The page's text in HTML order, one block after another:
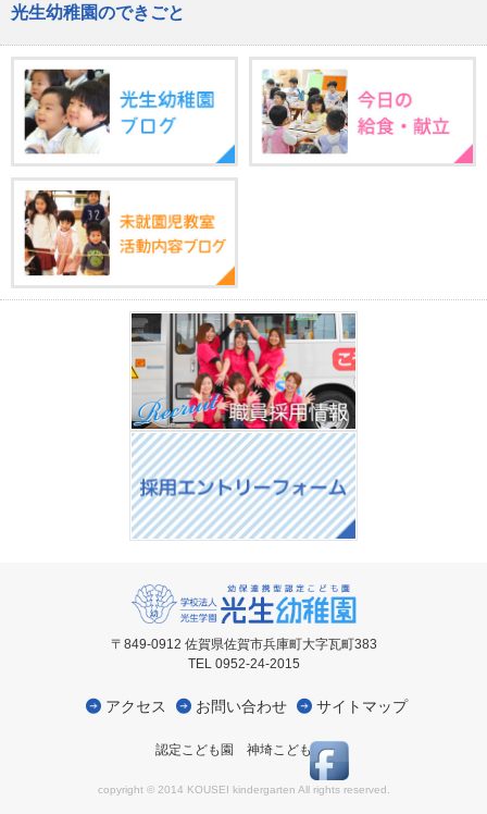
光生幼稚園のできごと
〒849-0912 佐賀県佐賀市兵庫町大字瓦町383
TEL 0952-24-2015
アクセス お問い合わせ サイトマップ
認定こども園 神埼こども園
copyright © 2014 KOUSEI kindergarten All rights reserved.